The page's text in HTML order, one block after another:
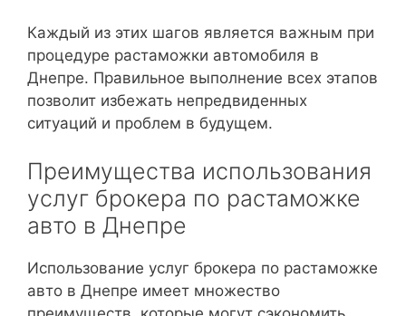
Каждый из этих шагов является важным при
процедуре растаможки автомобиля в
Днепре. Правильное выполнение всех этапов
позволит избежать непредвиденных
ситуаций и проблем в будущем.
Преимущества использования
услуг брокера по растаможке
авто в Днепре
Использование услуг брокера по растаможке
авто в Днепре имеет множество